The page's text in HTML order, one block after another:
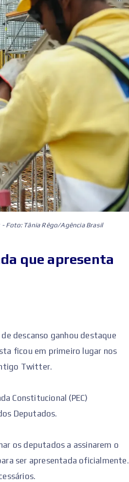
Foto: Tânia Rêgo/Agência Brasil
que apresenta
descanso ganhou destaque
ficou em primeiro lugar nos
Twitter.
Constitucional (PEC)
Deputados.
os deputados a assinarem o
ser apresentada oficialmente.